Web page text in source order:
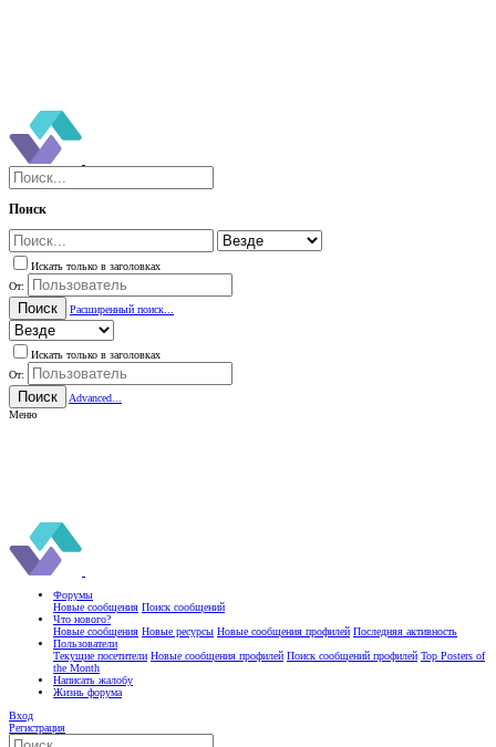
Поиск
Искать только в заголовках
От:
Поиск Расширенный поиск...
Искать только в заголовках
От:
Поиск
Advanced...
Меню
Форумы
Новые сообщения Поиск сообщений
Что нового?
Новые сообщения Новые ресурсы Новые сообщения профилей Последняя активность
Пользователи
Текущие посетители Новые сообщения профилей Поиск сообщений профилей Top Posters of
the Month
Написать жалобу
Жизнь форума
Вход
Регистрация